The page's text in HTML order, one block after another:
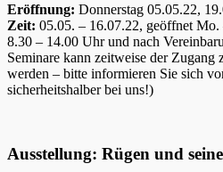
Eröffnung: Donnerstag 05.05.22,
Zeit: 05.05. – 16.07.22, geöffnet
8.30 – 14.00 Uhr und nach
Seminare kann zeitweise der Zugang
werden – bitte informieren Sie sich
sicherheitshalber bei uns!)
Ausstellung: Rügen und